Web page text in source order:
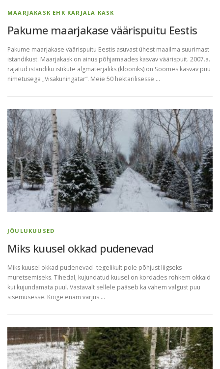
MAARJAKASK EHK KARJALA KASK
Pakume maarjakase väärispuitu Eestis
Pakume maarjakase väärispuitu Eestis asuvast ühest maailma suurimast
istandikust. Maarjakask on ainus põhjamaades kasvav väärispuit. 2007.a.
rajatud istandiku istikute algmaterjaliks (klooniks) on Soomes kasvav puu
nimetusega „Visakuningatar“. Meie 50 hektarilisesse …
JÕULUKUUSED
Miks kuusel okkad pudenevad
Miks kuusel okkad pudenevad- tegelikult pole põhjust liigseks
muretsemiseks. Tihedal, kujundatud kuusel on kordades rohkem okkaid
kui kujundamata puul. Vastavalt sellele pääseb ka vähem valgust puu
sisemusesse. Kõige enam varjus …